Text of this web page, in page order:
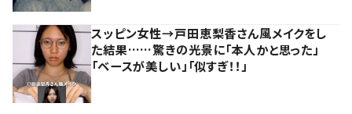
スッピン女性→戸田恵梨香さん風メイクをし
た結果……驚きの光景に「本人かと思った」
「ベースが美しい」「似すぎ！！」